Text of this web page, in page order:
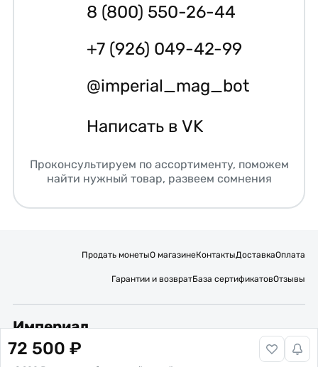
72 500 ₽
8 (800) 550-26-44
+7 (926) 049-42-99
@imperial_mag_bot
Написать в VK
Проконсультируем по ассортименту, поможем
найти нужный товар, развеем сомнения
Продать монетыО магазинеКонтактыДоставкаОплата
Гарантии и возвратБаза сертификатовОтзывы
Империал
Подписывайтесь на нас: